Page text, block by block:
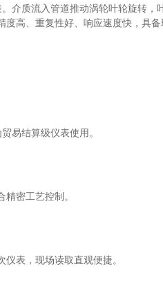
介质流入管道推动涡轮叶轮旋转
高、重复性好、响应速度快，具
易结算级仪表使用。
密工艺控制。
表，现场读取直观便捷。